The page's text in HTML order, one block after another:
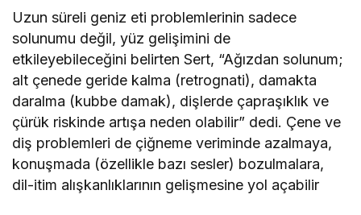
Uzun süreli geniz eti problemlerinin sadece
solunumu değil, yüz gelişimini de
etkileyebileceğini belirten Sert, “Ağızdan solunum;
alt çenede geride kalma (retrognati), damakta
daralma (kubbe damak), dişlerde çapraşıklık ve
çürük riskinde artışa neden olabilir” dedi. Çene ve
diş problemleri de çiğneme veriminde azalmaya,
konuşmada (özellikle bazı sesler) bozulmalara,
dil-itim alışkanlıklarının gelişmesine yol açabilir